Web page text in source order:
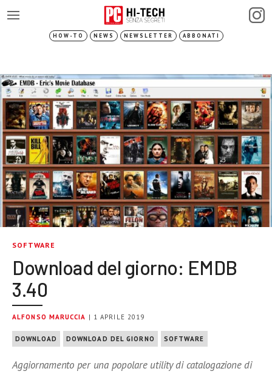
HOW-TO NEWS NEWSLETTER ABBONATI
SOFTWARE
Download del giorno: EMDB
3.40
ALFONSO MARUCCIA | 1 APRILE 2019
DOWNLOAD DOWNLOAD DEL GIORNO SOFTWARE
Aggiornamento per una popolare utility di catalogazione di